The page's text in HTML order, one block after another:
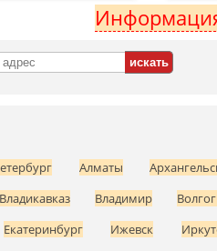
Алматы
Владикавказ Владимир
Екатеринбург Ижевск